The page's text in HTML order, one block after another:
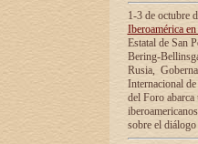
1-3 de octubre
Iberoamérica
Estatal de San
Bering-
Rusia,
Internacional
del Foro
sobre el